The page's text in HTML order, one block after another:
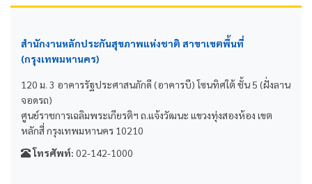
สำนักงานหลักประกันสุขภาพแห่งชาติ สาขาเขตพื้นที่
(กรุงเทพมหานคร)
120 ม. 3 อาคารรัฐประศาสนภักดี (อาคารบี) โซนทิศใต้ ชั้น 5 (ฝั่งลาน
จอดรถ)
ศูนย์ราชการเฉลิมพระเกียรติฯ ถ.แจ้งวัฒนะ แขวงทุ่งสองห้อง เขต
หลักสี่ กรุงเทพมหานคร 10210
โทรศัพท์: 02-142-1000